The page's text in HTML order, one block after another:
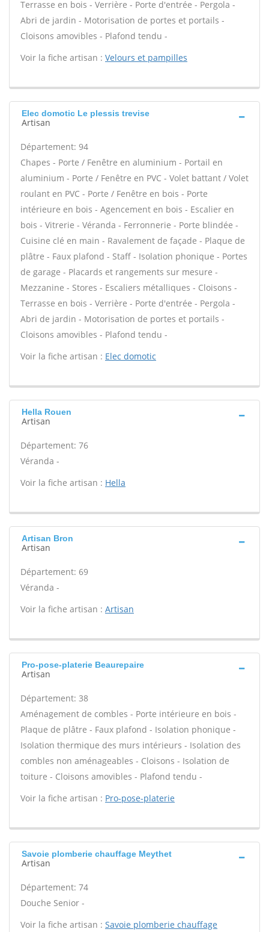
Terrasse en bois - Verrière - Porte d'entrée - Pergola -
Abri de jardin - Motorisation de portes et portails -
Cloisons amovibles - Plafond tendu -
Voir la fiche artisan : Velours et pampilles
Elec domotic Le plessis trevise
Artisan
Département: 94
Chapes - Porte / Fenêtre en aluminium - Portail en
aluminium - Porte / Fenêtre en PVC - Volet battant / Volet
roulant en PVC - Porte / Fenêtre en bois - Porte
intérieure en bois - Agencement en bois - Escalier en
bois - Vitrerie - Véranda - Ferronnerie - Porte blindée -
Cuisine clé en main - Ravalement de façade - Plaque de
plâtre - Faux plafond - Staff - Isolation phonique - Portes
de garage - Placards et rangements sur mesure -
Mezzanine - Stores - Escaliers métalliques - Cloisons -
Terrasse en bois - Verrière - Porte d'entrée - Pergola -
Abri de jardin - Motorisation de portes et portails -
Cloisons amovibles - Plafond tendu -
Voir la fiche artisan : Elec domotic
Hella Rouen
Artisan
Département: 76
Véranda -
Voir la fiche artisan : Hella
Artisan Bron
Artisan
Département: 69
Véranda -
Voir la fiche artisan : Artisan
Pro-pose-platerie Beaurepaire
Artisan
Département: 38
Aménagement de combles - Porte intérieure en bois -
Plaque de plâtre - Faux plafond - Isolation phonique -
Isolation thermique des murs intérieurs - Isolation des
combles non aménageables - Cloisons - Isolation de
toiture - Cloisons amovibles - Plafond tendu -
Voir la fiche artisan : Pro-pose-platerie
Savoie plomberie chauffage Meythet
Artisan
Département: 74
Douche Senior -
Voir la fiche artisan : Savoie plomberie chauffage